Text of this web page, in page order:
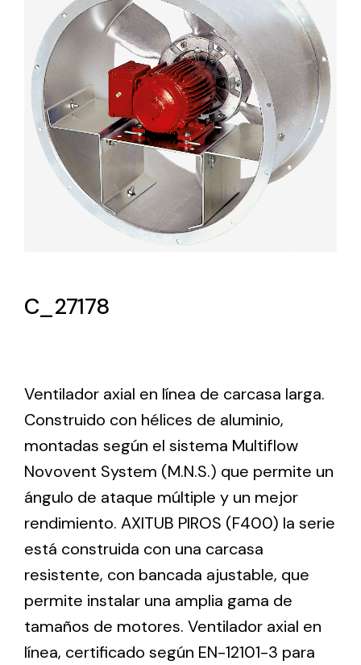
Lighting and Electrical
Equipment
Complete solutions in lighting and electrical
material for each project and need
Ventilation
The incorporation of Novovent into the group
meant a greater offer of ventilation products for
different uses
Iluminación Solar
de necesidades.
C_27178
Ventilador axial en línea de carcasa larga.
Construido con hélices de aluminio,
montadas según el sistema Multiflow
Novovent System (M.N.S.) que permite un
ángulo de ataque múltiple y un mejor
rendimiento. AXITUB PIROS (F400) la serie
está construida con una carcasa
resistente, con bancada ajustable, que
permite instalar una amplia gama de
tamaños de motores. Ventilador axial en
línea, certificado según EN-12101-3 para